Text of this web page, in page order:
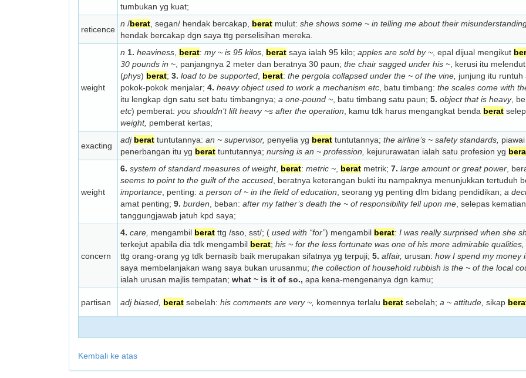
tumbukan yg kuat;
reticence
n /berat , segan/ hendak bercakap, berat mulut: she shows some ~ in telling me about their
hendak bercakap dgn saya ttg perselisihan mereka.
weight
n 1. heaviness berat: my ~ is 95 kilos berat saya ialah 95 kilo; apples are sold by ~ , epal dijual mengikut
30 pounds in ~, panjangnya 2 meter dan beratnya 30 paun; the chair sagged under his ~ , kerusi itu
(phys) berat; 3. load to be supported berat: the pergola collapsed under the ~ of the vine, junjung itu
pokok-pokok menjalar; 4. heavy object used to work a mechanism etc , batu timbang: the scales come with
itu lengkap dgn satu set batu timbangnya; a one-pound ~ , batu timbang satu paun; 5. object that is heavy,
etc) pemberat: you shouldn’t lift heavy ~s after the operation , kamu tdk harus mengangkat benda berat
weight, pemberat kertas;
exacting
adj berat tuntutannya: an ~ supervisor, penyelia yg berat tuntutannya; the airline’s ~ safety standards,
penerbangan itu yg berat tuntutannya; nursing is an ~ profession, kejururawatan ialah satu profesion yg
weight
6. system of standard measures of weight, berat: metric ~ berat metrik; 7. large amount or great power ,
seems to point to the guilt of the accused , beratnya keterangan bukti itu nampaknya menunjukkan tertuduh
importance , penting: a person of ~ in the field of education , seorang yg penting dlm bidang pendidikan; a
amat penting; 9. burden , beban: after my father’s death the ~ of responsibility fell upon me , selepas
tanggungjawab jatuh kpd saya;
concern
4. care, mengambil berat ttg /sso, sst/; ( used with “for”) mengambil berat: I was really surprised when she
terkejut apabila dia tdk mengambil berat; his ~ for the less fortunate was one of his more admirable qualities,
ttg orang-orang yg tdk bernasib baik merupakan sifatnya yg terpuji; 5. affair, urusan: how I spend my money
saya membelanjakan wang saya bukan urusanmu; the collection of household rubbish is the ~ of the local
ialah urusan majlis tempatan; what ~ is it of so., apa kena-mengenanya dgn kamu;
partisan adj biased, berat sebelah: his comments are very ~, komennya terlalu berat sebelah; a ~ attitude, sikap
Kembali ke atas